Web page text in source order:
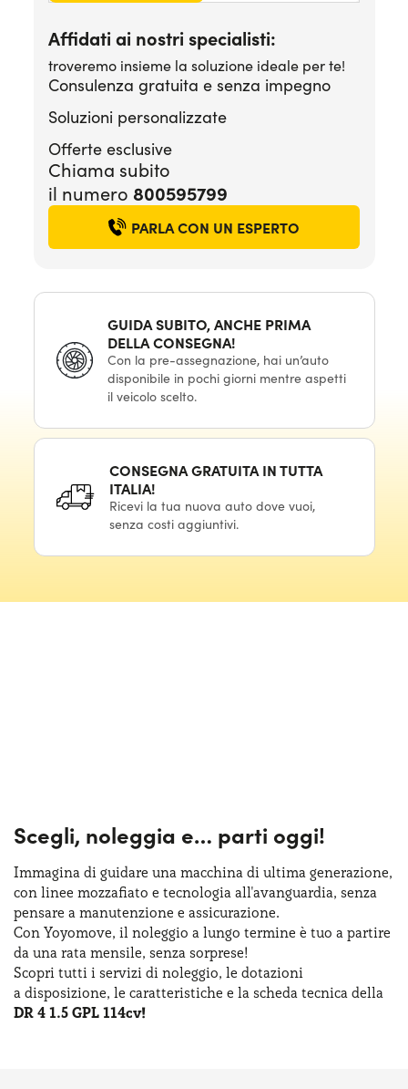
Affidati ai nostri specialisti:
troveremo insieme la soluzione ideale per te!
Consulenza gratuita e senza impegno
Soluzioni personalizzate
Offerte esclusive
Chiama subito
il numero 800595799
PARLA CON UN ESPERTO
GUIDA SUBITO, ANCHE PRIMA
DELLA CONSEGNA!
Con la pre-assegnazione, hai un’auto
disponibile in pochi giorni mentre aspetti
il veicolo scelto.
CONSEGNA GRATUITA IN TUTTA
ITALIA!
Ricevi la tua nuova auto dove vuoi,
senza costi aggiuntivi.
Scegli, noleggia e… parti oggi!
Immagina di guidare una macchina di ultima generazione,
con linee mozzafiato e tecnologia all'avanguardia, senza
pensare a manutenzione e assicurazione.
Con Yoyomove, il noleggio a lungo termine è tuo a partire
da una rata mensile, senza sorprese!
Scopri tutti i servizi di noleggio, le dotazioni
a disposizione, le caratteristiche e la scheda tecnica della
DR 4 1.5 GPL 114cv!